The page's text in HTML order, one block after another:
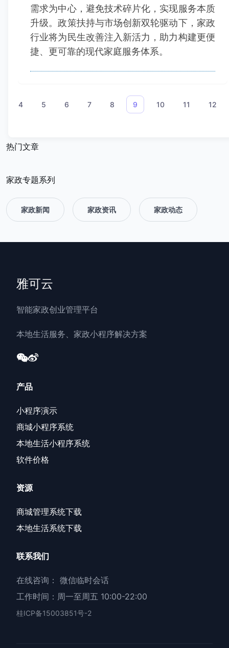
需求为中心，避免技术碎片化，实现服务本质
升级。政策扶持与市场创新双轮驱动下，家政
行业将为民生改善注入新活力，助力构建更便
捷、更可靠的现代家庭服务体系。
4 5 6 7 8 9 10 11 12
热门文章
家政专题系列
家政新闻 家政资讯 家政动态
雅可云
智能家政创业管理平台
本地生活服务、家政小程序解决方案
产品
小程序演示
商城小程序系统
本地生活小程序系统
软件价格
资源
商城管理系统下载
本地生活系统下载
联系我们
在线咨询： 微信临时会话
工作时间：周一至周五 10:00-22:00
桂ICP备15003851号-2